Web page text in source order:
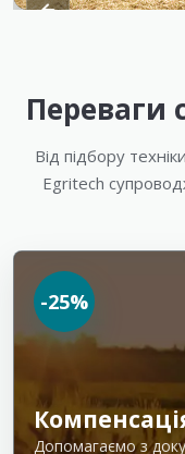
Переваги
Від підбору
Egritech
-25%
Допомагаємо з